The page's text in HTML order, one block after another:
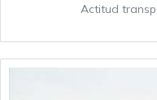
Actitud